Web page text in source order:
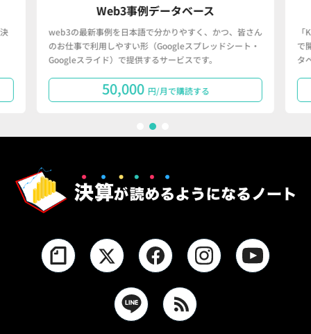
Web3事例データベース
web3の最新事例を日本語で分かりやすく、かつ、皆さん
のお仕事で利用しやすい形（Googleスプレッドシート・
Googleスライド）で提供するサービスです。
50,000 円/月で購読する
で
タ